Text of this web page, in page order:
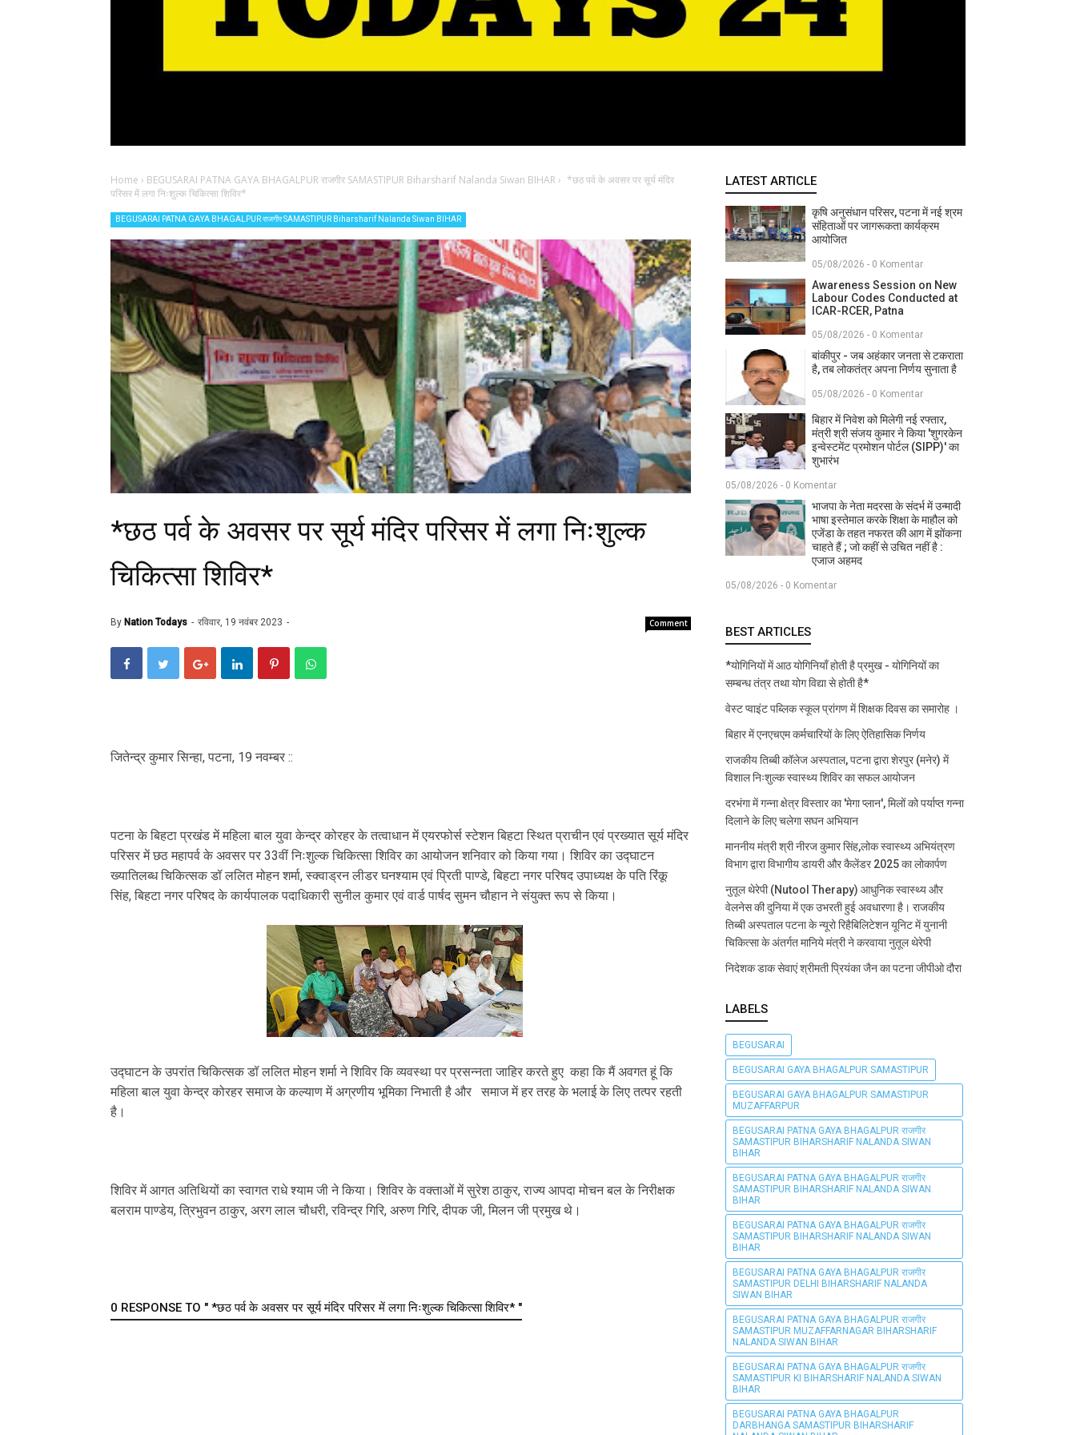
Home › BEGUSARAI PATNA GAYA BHAGALPUR राजगीर SAMASTIPUR Biharsharif Nalanda Siwan BIHAR › *छठ पर्व के अवसर पर सूर्य मंदिर
परिसर में लगा निःशुल्क चिकित्सा शिविर*
BEGUSARAI PATNA GAYA BHAGALPUR राजगीर SAMASTIPUR Biharsharif Nalanda Siwan BIHAR
*छठ पर्व के अवसर पर सूर्य मंदिर परिसर में लगा निःशुल्क
चिकित्सा शिविर*
By Nation Todays रविवार, 19 नवंबर 2023 Comment
जितेन्द्र कुमार सिन्हा, पटना, 19 नवम्बर ::
पटना के बिहटा प्रखंड में महिला बाल युवा केन्द्र कोरहर के तत्वाधान में एयरफोर्स स्टेशन बिहटा स्थित प्राचीन एवं प्रख्यात सूर्य मंदिर
परिसर में छठ महापर्व के अवसर पर 33वीं निःशुल्क चिकित्सा शिविर का आयोजन शनिवार को किया गया। शिविर का उद्घाटन
ख्यातिलब्ध चिकित्सक डॉ ललित मोहन शर्मा, स्क्वाड्रन लीडर घनश्याम एवं प्रिती पाण्डे, बिहटा नगर परिषद उपाध्यक्ष के पति रिंकू
सिंह, बिहटा नगर परिषद के कार्यपालक पदाधिकारी सुनील कुमार एवं वार्ड पार्षद सुमन चौहान ने संयुक्त रूप से किया।
उद्घाटन के उपरांत चिकित्सक डॉ ललित मोहन शर्मा ने शिविर कि व्यवस्था पर प्रसन्नता जाहिर करते हुए कहा कि मैं अवगत हूं कि
महिला बाल युवा केन्द्र कोरहर समाज के कल्याण में अग्रणीय भूमिका निभाती है और समाज में हर तरह के भलाई के लिए तत्पर रहती
है।
शिविर में आगत अतिथियों का स्वागत राधे श्याम जी ने किया। शिविर के वक्ताओं में सुरेश ठाकुर, राज्य आपदा मोचन बल के निरीक्षक
बलराम पाण्डेय, त्रिभुवन ठाकुर, अरग लाल चौधरी, रविन्द्र गिरि, अरुण गिरि, दीपक जी, मिलन जी प्रमुख थे।
0 RESPONSE TO " *छठ पर्व के अवसर पर सूर्य मंदिर परिसर में लगा निःशुल्क चिकित्सा शिविर* "
LATEST ARTICLE
कृषि अनुसंधान परिसर, पटना में नई श्रम
संहिताओं पर जागरूकता कार्यक्रम
आयोजित
05/08/2026 - 0 Komentar
Awareness Session on New
Labour Codes Conducted at
ICAR-RCER, Patna
05/08/2026 - 0 Komentar
बांकीपुर - जब अहंकार जनता से टकराता
है, तब लोकतंत्र अपना निर्णय सुनाता है
05/08/2026 - 0 Komentar
बिहार में निवेश को मिलेगी नई रफ्तार,
मंत्री श्री संजय कुमार ने किया 'शुगरकेन
इन्वेस्टमेंट प्रमोशन पोर्टल (SIPP)' का
शुभारंभ
05/08/2026 - 0 Komentar
भाजपा के नेता मदरसा के संदर्भ में उन्मादी
भाषा इस्तेमाल करके शिक्षा के माहौल को
एजेंडा के तहत नफरत की आग में झोंकना
चाहते हैं ; जो कहीं से उचित नहीं है :
एजाज अहमद
05/08/2026 - 0 Komentar
BEST ARTICLES
*योगिनियों में आठ योगिनियाँ होती है प्रमुख - योगिनियों का
सम्बन्ध तंत्र तथा योग विद्या से होती है*
वेस्ट प्वाइंट पब्लिक स्कूल प्रांगण में शिक्षक दिवस का समारोह ।
बिहार में एनएचएम कर्मचारियों के लिए ऐतिहासिक निर्णय
राजकीय तिब्बी कॉलेज अस्पताल, पटना द्वारा शेरपुर (मनेर) में
विशाल निःशुल्क स्वास्थ्य शिविर का सफल आयोजन
दरभंगा में गन्ना क्षेत्र विस्तार का 'मेगा प्लान', मिलों को पर्याप्त गन्ना
दिलाने के लिए चलेगा सघन अभियान
माननीय मंत्री श्री नीरज कुमार सिंह,लोक स्वास्थ्य अभियंत्रण
विभाग द्वारा विभागीय डायरी और कैलेंडर 2025 का लोकार्पण
नुतूल थेरेपी (Nutool Therapy) आधुनिक स्वास्थ्य और
वेलनेस की दुनिया में एक उभरती हुई अवधारणा है। राजकीय
तिब्बी अस्पताल पटना के न्यूरो रिहैबिलिटेशन यूनिट में युनानी
चिकित्सा के अंतर्गत मानिये मंत्री ने करवाया नुतूल थेरेपी
निदेशक डाक सेवाएं श्रीमती प्रियंका जैन का पटना जीपीओ दौरा
LABELS
BEGUSARAI
BEGUSARAI GAYA BHAGALPUR SAMASTIPUR
BEGUSARAI GAYA BHAGALPUR SAMASTIPUR
MUZAFFARPUR
BEGUSARAI PATNA GAYA BHAGALPUR राजगीर
SAMASTIPUR BIHARSHARIF NALANDA SIWAN
BIHAR
BEGUSARAI PATNA GAYA BHAGALPUR राजगीर
SAMASTIPUR BIHARSHARIF NALANDA SIWAN
BIHAR
BEGUSARAI PATNA GAYA BHAGALPUR राजगीर
SAMASTIPUR BIHARSHARIF NALANDA SIWAN
BIHAR
BEGUSARAI PATNA GAYA BHAGALPUR राजगीर
SAMASTIPUR DELHI BIHARSHARIF NALANDA
SIWAN BIHAR
BEGUSARAI PATNA GAYA BHAGALPUR राजगीर
SAMASTIPUR MUZAFFARNAGAR BIHARSHARIF
NALANDA SIWAN BIHAR
BEGUSARAI PATNA GAYA BHAGALPUR राजगीर
SAMASTIPUR KI BIHARSHARIF NALANDA SIWAN
BIHAR
BEGUSARAI PATNA GAYA BHAGALPUR
DARBHANGA SAMASTIPUR BIHARSHARIF